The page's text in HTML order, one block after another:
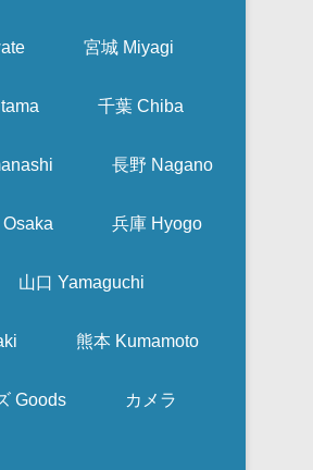
宮城 Miyagi
千葉 Chiba
長野 Nagano
兵庫 Hyogo
山口 Yamaguchi
熊本 Kumamoto
Goods カメラ